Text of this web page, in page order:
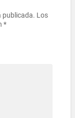
publicada. Los
*